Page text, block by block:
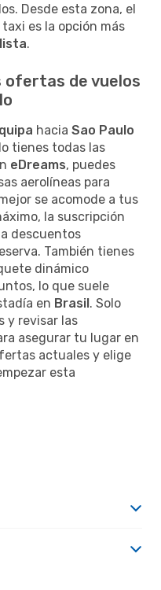
Desde esta zona, el
es la opción más
.
ofertas de vuelos
hacia Sao Paulo
tienes todas las
eDreams, puedes
aerolíneas para
se acomode a tus
la suscripción
descuentos
También tienes
dinámico
lo que suele
en Brasil. Solo
y revisar las
asegurar tu lugar en
actuales y elige
esta